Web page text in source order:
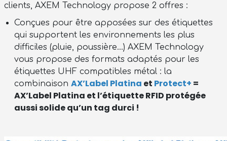
clients, AXEM Technology propose 2 offres :
Conçues pour être apposées sur des étiquettes
qui supportent les environnements les plus
difficiles (pluie, poussière…) AXEM Technology
vous propose des formats adaptés pour les
étiquettes UHF compatibles métal : la
combinaison AX’Label Platina et Protect+ =
AX’Label Platina et l’étiquette RFID protégée
aussi solide qu’un tag durci !